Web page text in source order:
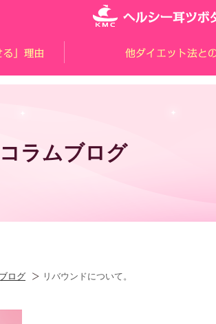
ラムブログ
ログ リバウンドについて。